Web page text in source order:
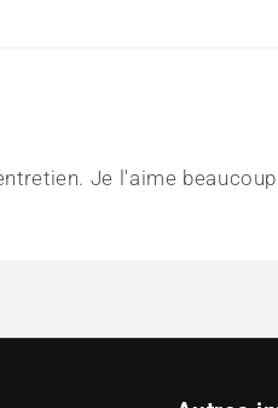
Je l'aime